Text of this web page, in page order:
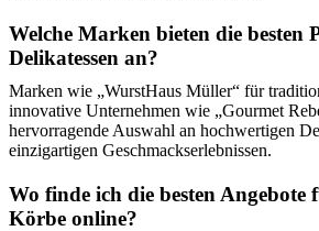
Welche Marken bieten die besten
Delikatessen an?
Marken wie „WurstHaus Müller“ für
innovative Unternehmen wie „Gourmet
hervorragende Auswahl an hochwertigen
einzigartigen Geschmackserlebnissen.
Wo finde ich die besten Angebote
Körbe online?